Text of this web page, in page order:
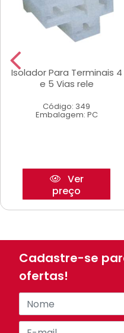
Isolador Para Terminais 4
e 5 Vias rele
Código: 349
Embalagem: PC
Ver
preço
Cadastre-se
ofertas!